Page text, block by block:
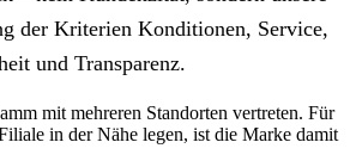
der Kriterien Konditionen, Service,
und Transparenz.
mit mehreren Standorten vertreten. Für
in der Nähe legen, ist die Marke damit